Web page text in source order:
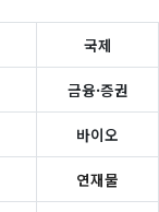
국제
금융·증권
바이오
연재물